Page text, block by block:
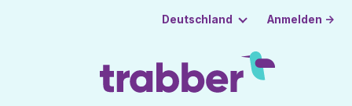
Deutschland Anmelden →